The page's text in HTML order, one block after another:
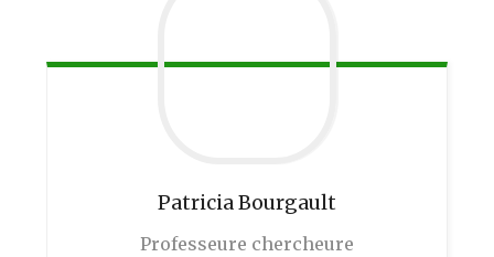
PatriciaBourgault
Professeure chercheure